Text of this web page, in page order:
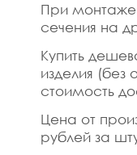
При монтаже
сечения на
Купить
изделия (без
стоимость
Цена от
рублей за